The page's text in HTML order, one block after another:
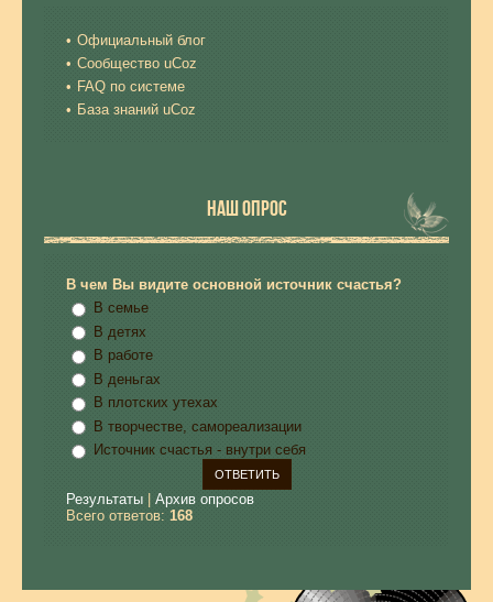
Официальный блог
Сообщество uCoz
FAQ по системе
База знаний uCoz
НАШ ОПРОС
В чем Вы видите основной источник счастья?
В семье
В детях
В работе
В деньгах
В плотских утехах
В творчестве, самореализации
Источник счастья - внутри себя
Результаты
Архив опросов
Всего ответов: 168